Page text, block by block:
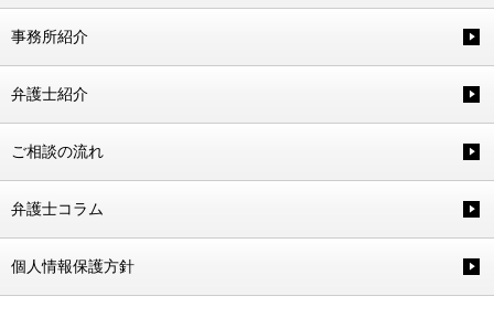
事務所紹介
弁護士紹介
ご相談の流れ
弁護士コラム
個人情報保護方針